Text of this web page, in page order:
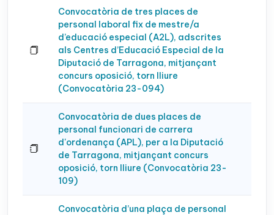
Convocatòria de tres places de
personal laboral fix de mestre/a
d’educació especial (A2L), adscrites
als Centres d’Educació Especial de la
Diputació de Tarragona, mitjançant
concurs oposició, torn lliure
(Convocatòria 23-094)
Convocatòria de dues places de
personal funcionari de carrera
d'ordenança (APL), per a la Diputació
de Tarragona, mitjançant concurs
oposició, torn lliure (Convocatòria 23-
109)
Convocatòria d’una plaça de personal